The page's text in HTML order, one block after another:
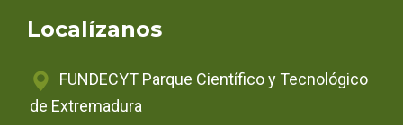
Localízanos
FUNDECYT Parque Científico y Tecnológico
de Extremadura